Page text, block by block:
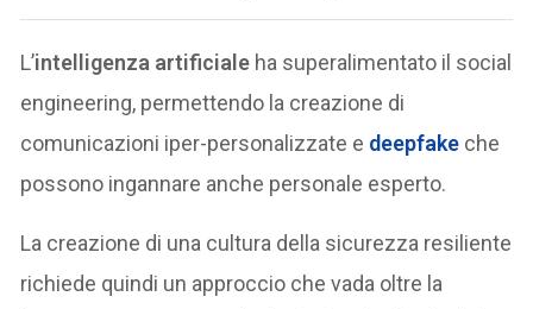
L’intelligenza artificiale ha superalimentato il social
engineering, permettendo la creazione di
comunicazioni iper-personalizzate e deepfake che
possono ingannare anche personale esperto.
La creazione di una cultura della sicurezza resiliente
richiede quindi un approccio che vada oltre la